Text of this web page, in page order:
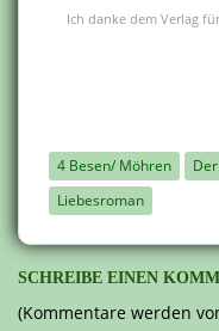
Ich danke dem Verlag
4 Besen/ Möhren
Liebesroman
SCHREIBE EINEN
(Kommentare werden